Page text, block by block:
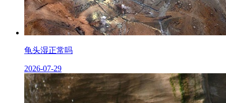
龟头湿正常吗
2026-07-29